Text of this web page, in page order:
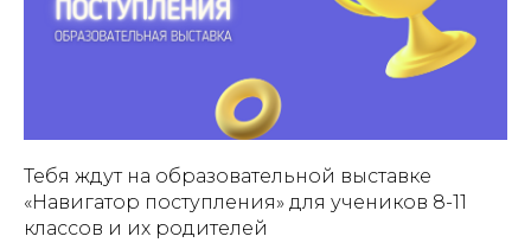
Тебя ждут на образовательной выставке
«Навигатор поступления» для учеников 8-11
классов и их родителей